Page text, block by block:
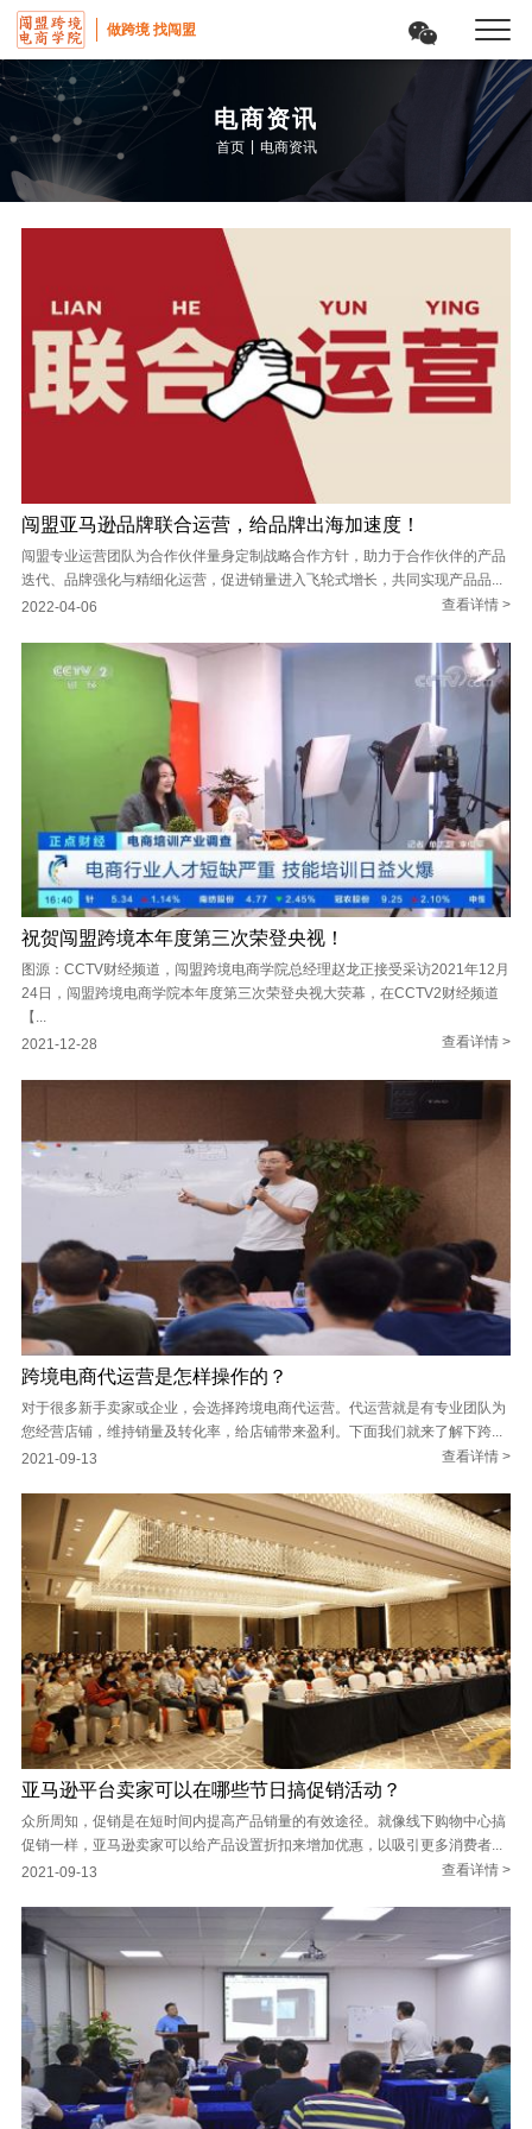
做跨境 找闯盟
电商资讯
首页 电商资讯
闯盟亚马逊品牌联合运营，给品牌出海加速度！
闯盟专业运营团队为合作伙伴量身定制战略合作方针，助力于合作伙伴的产品
迭代、品牌强化与精细化运营，促进销量进入飞轮式增长，共同实现产品品...
查看详情 >
2022-04-06
祝贺闯盟跨境本年度第三次荣登央视！
图源：CCTV财经频道，闯盟跨境电商学院总经理赵龙正接受采访2021年12月
24日，闯盟跨境电商学院本年度第三次荣登央视大荧幕，在CCTV2财经频道
【...
查看详情 >
2021-12-28
跨境电商代运营是怎样操作的？
对于很多新手卖家或企业，会选择跨境电商代运营。代运营就是有专业团队为
您经营店铺，维持销量及转化率，给店铺带来盈利。下面我们就来了解下跨...
查看详情 >
2021-09-13
亚马逊平台卖家可以在哪些节日搞促销活动？
众所周知，促销是在短时间内提高产品销量的有效途径。就像线下购物中心搞
促销一样，亚马逊卖家可以给产品设置折扣来增加优惠，以吸引更多消费者...
查看详情 >
2021-09-13